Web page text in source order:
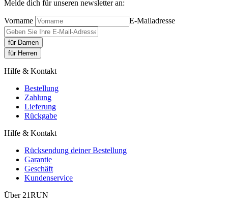
Melde dich für unseren newsletter an:
Vorname E-Mailadresse
für Damen
für Herren
Hilfe & Kontakt
Bestellung
Zahlung
Lieferung
Rückgabe
Hilfe & Kontakt
Rücksendung deiner Bestellung
Garantie
Geschäft
Kundenservice
Über 21RUN